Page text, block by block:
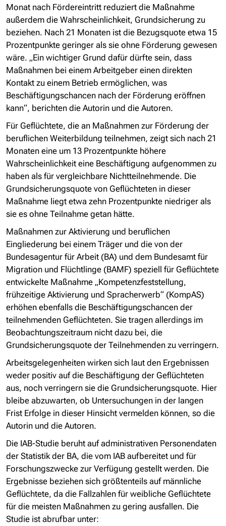
Monat nach Fördereintritt reduziert die Maßnahme
außerdem die Wahrscheinlichkeit, Grundsicherung zu
beziehen. Nach 21 Monaten ist die Bezugsquote etwa 15
Prozentpunkte geringer als sie ohne Förderung gewesen
wäre. „Ein wichtiger Grund dafür dürfte sein, dass
Maßnahmen bei einem Arbeitgeber einen direkten
Kontakt zu einem Betrieb ermöglichen, was
Beschäftigungschancen nach der Förderung eröffnen
kann“, berichten die Autorin und die Autoren.
Für Geflüchtete, die an Maßnahmen zur Förderung der
beruflichen Weiterbildung teilnehmen, zeigt sich nach 21
Monaten eine um 13 Prozentpunkte höhere
Wahrscheinlichkeit eine Beschäftigung aufgenommen zu
haben als für vergleichbare Nichtteilnehmende. Die
Grundsicherungsquote von Geflüchteten in dieser
Maßnahme liegt etwa zehn Prozentpunkte niedriger als
sie es ohne Teilnahme getan hätte.
Maßnahmen zur Aktivierung und beruflichen
Eingliederung bei einem Träger und die von der
Bundesagentur für Arbeit (BA) und dem Bundesamt für
Migration und Flüchtlinge (BAMF) speziell für Geflüchtete
entwickelte Maßnahme „Kompetenzfeststellung,
frühzeitige Aktivierung und Spracherwerb“ (KompAS)
erhöhen ebenfalls die Beschäftigungschancen der
teilnehmenden Geflüchteten. Sie tragen allerdings im
Beobachtungszeitraum nicht dazu bei, die
Grundsicherungsquote der Teilnehmenden zu verringern.
Arbeitsgelegenheiten wirken sich laut den Ergebnissen
weder positiv auf die Beschäftigung der Geflüchteten
aus, noch verringern sie die Grundsicherungsquote. Hier
bleibe abzuwarten, ob Untersuchungen in der langen
Frist Erfolge in dieser Hinsicht vermelden können, so die
Autorin und die Autoren.
Die IAB-Studie beruht auf administrativen Personendaten
der Statistik der BA, die vom IAB aufbereitet und für
Forschungszwecke zur Verfügung gestellt werden. Die
Ergebnisse beziehen sich größtenteils auf männliche
Geflüchtete, da die Fallzahlen für weibliche Geflüchtete
für die meisten Maßnahmen zu gering ausfallen. Die
Studie ist abrufbar unter: